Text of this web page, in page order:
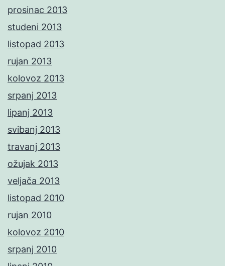
prosinac 2013
studeni 2013
listopad 2013
rujan 2013
kolovoz 2013
srpanj 2013
lipanj 2013
svibanj 2013
travanj 2013
ožujak 2013
veljača 2013
listopad 2010
rujan 2010
kolovoz 2010
srpanj 2010